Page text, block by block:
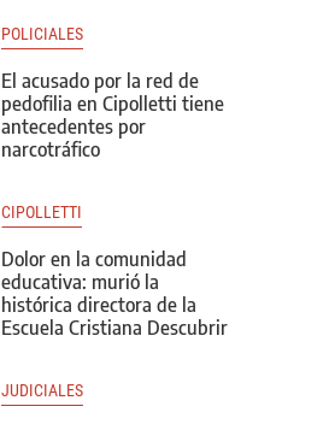
POLICIALES
El acusado por la red de
pedofilia en Cipolletti tiene
antecedentes por
narcotráfico
CIPOLLETTI
Dolor en la comunidad
educativa: murió la
histórica directora de la
Escuela Cristiana Descubrir
JUDICIALES